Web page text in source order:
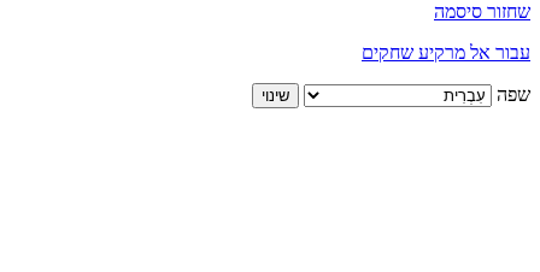
שחזור סיסמה
עבור אל מרקיע שחקים
שפה